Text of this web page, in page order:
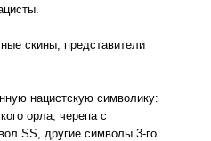
скины, представители
нацистскую символику:
орла, черепа с
SS, другие символы 3-го